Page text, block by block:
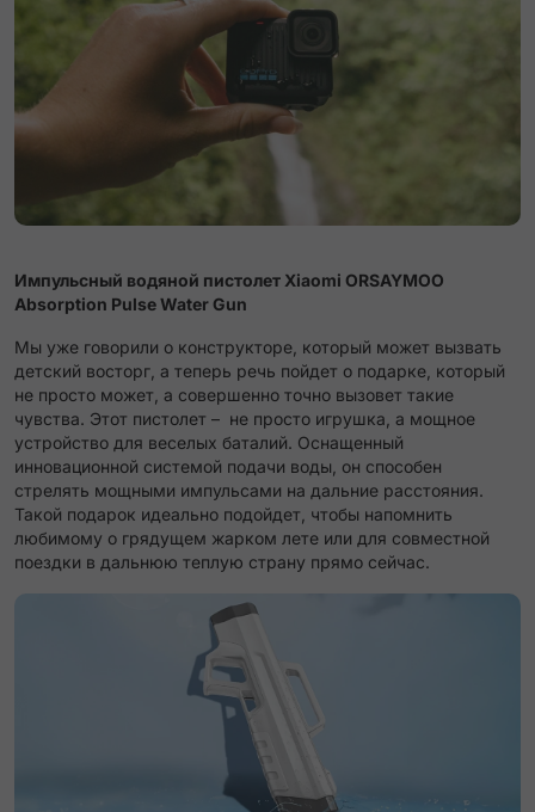
Импульсный водяной пистолет Xiaomi ORSAYMOO
Absorption Pulse Water Gun
Мы уже говорили о конструкторе, который может вызвать
детский восторг, а теперь речь пойдет о подарке, который
не просто может, а совершенно точно вызовет такие
чувства. Этот пистолет – не просто игрушка, а мощное
устройство для веселых баталий. Оснащенный
инновационной системой подачи воды, он способен
стрелять мощными импульсами на дальние расстояния.
Такой подарок идеально подойдет, чтобы напомнить
любимому о грядущем жарком лете или для совместной
поездки в дальнюю теплую страну прямо сейчас.